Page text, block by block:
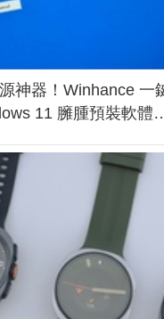
神器！Winhance 一
11 臃腫預裝軟體